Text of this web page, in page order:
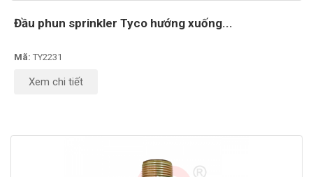
Đầu phun sprinkler Tyco hướng xuống...
Mã: TY2231
Xem chi tiết